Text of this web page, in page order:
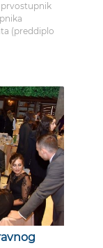
prvostupnik
(preddiplo